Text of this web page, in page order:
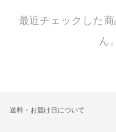
最近チェックした
ん。
送料・お届け日について